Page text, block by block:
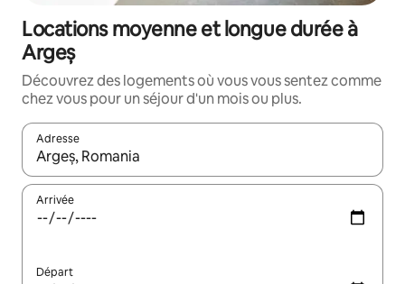
Locations moyenne et longue durée à
Argeș
Découvrez des logements où vous vous sentez comme
chez vous pour un séjour d'un mois ou plus.
Adresse
Lorsque les résultats s'affichent, utilisez les flèches vers le
Arrivée
Départ